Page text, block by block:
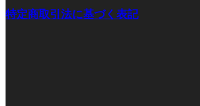
特定商取引法に基づく表記